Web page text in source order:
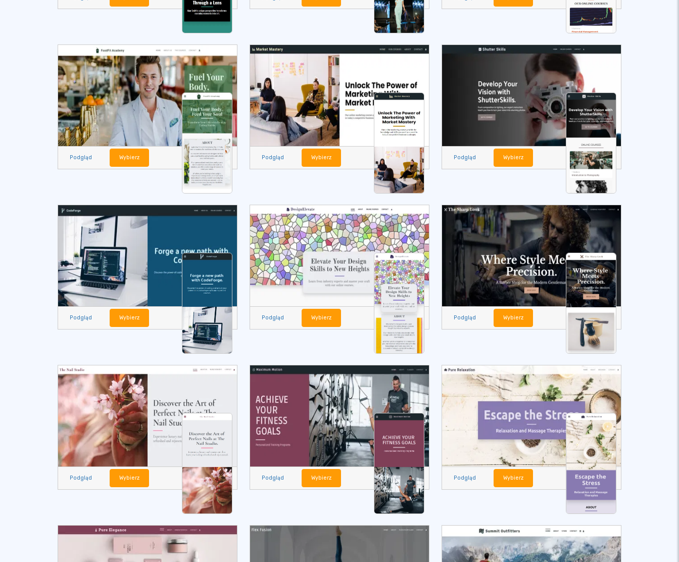
Podgląd Wybierz Podgląd Wybierz Podgląd Wybierz
Podgląd Wybierz Podgląd Wybierz Podgląd Wybierz
Podgląd Wybierz Podgląd Wybierz Podgląd Wybierz